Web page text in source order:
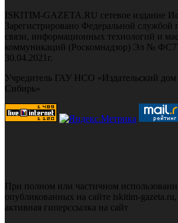
ISKITIM-GAZETA.RU сетевое издание
Зарегистрировано Федеральной службой
связи, информационных технологий и
коммуникаций (Роскомнадзор) Эл №
30.04.2021г.
Учредитель ГАУ НСО «Издательский дом
Сибирь»
При полном или частичном
опубликованных на сайте iskitim-gazeta.ru,
активная гиперссылка на сайт